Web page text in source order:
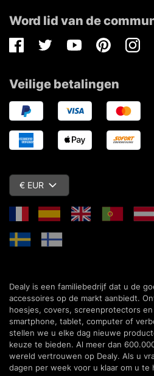
Word lid van de
FacebookTwitterYoutubePinterest
Veilige betalingen
€ EUR
Dealy is een familiebedrijf dat u de
accessoires op de markt aanbiedt.
hoesjes, covers, screenprotectors
smartphone, tablet, computer of
stellen we u elke dag nieuwe
keuze te bieden. Al meer dan
wereld vertrouwen op Dealy. Als u
dagen per week voor u klaar om u te